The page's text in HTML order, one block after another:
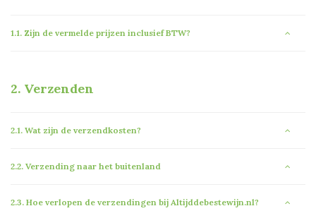
1.1. Zijn de vermelde prijzen inclusief BTW?
2. Verzenden
2.1. Wat zijn de verzendkosten?
2.2. Verzending naar het buitenland
2.3. Hoe verlopen de verzendingen bij Altijddebestewijn.nl?